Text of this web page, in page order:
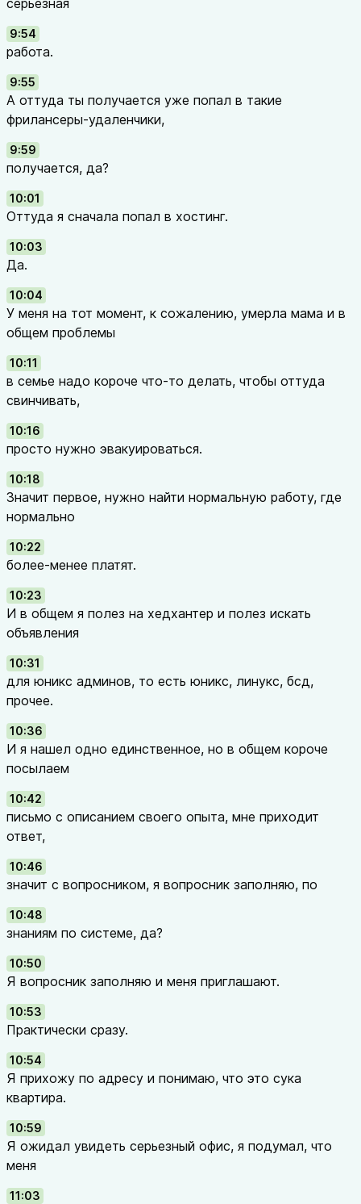
серьезная
9:54
работа.
9:55
А оттуда ты получается уже попал в такие
фрилансеры-удаленчики,
9:59
получается, да?
10:01
Оттуда я сначала попал в хостинг.
10:03
Да.
10:04
У меня на тот момент, к сожалению, умерла мама и в
общем проблемы
10:11
в семье надо короче что-то делать, чтобы оттуда
свинчивать,
10:16
просто нужно эвакуироваться.
10:18
Значит первое, нужно найти нормальную работу, где
нормально
10:22
более-менее платят.
10:23
И в общем я полез на хедхантер и полез искать
объявления
10:31
для юникс админов, то есть юникс, линукс, бсд,
прочее.
10:36
И я нашел одно единственное, но в общем короче
посылаем
10:42
письмо с описанием своего опыта, мне приходит
ответ,
10:46
значит с вопросником, я вопросник заполняю, по
10:48
знаниям по системе, да?
10:50
Я вопросник заполняю и меня приглашают.
10:53
Практически сразу.
10:54
Я прихожу по адресу и понимаю, что это сука
квартира.
10:59
Я ожидал увидеть серьезный офис, я подумал, что
меня
11:03